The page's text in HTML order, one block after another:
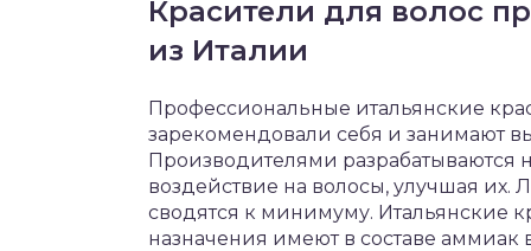
Красители для волос
из Италии
Профессиональные итальянские
зарекомендовали себя и занимают
Производителями разрабатываются
воздействие на волосы, улучшая
сводятся к минимуму. Итальянские
назначения имеют в составе аммиак